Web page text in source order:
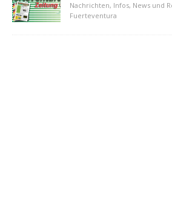
Nachrichten, Infos, News und
Fuerteventura